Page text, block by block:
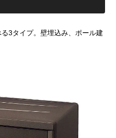
3タイプ。壁埋込み、ポール建